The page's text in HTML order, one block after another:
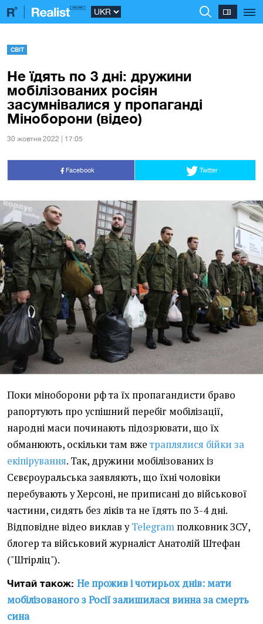
СВІТ
Не їдять по 3 дні: дружини
мобілізованих росіян
засумнівалися у пропаганді
Міноборони (відео)
30 жовтня 2022 | 17:05
Facebook Twitter
Поки міноборони рф та їх пропагандисти браво
рапортують про успішний перебіг мобілізації,
народні маси починають підозрювати, що їх
обманюють, оскільки там вже траплялися бійки за
екіпірування. Так, дружини мобілізованих із
Сєвєроуральська заявляють, що їхні чоловіки
перебувають у Херсоні, не приписані до військової
частини, сидять без ліків та не їдять по 3-4 дні.
Відповідне відео виклав уTelegram полковник ЗСУ,
блогер та військовий журналіст Анатолій Штефан
("Штірліц").
Читай також: Не прожив і чотирьох днів: мати
мобілізованого з Росії залишилася винна за смерть
сина